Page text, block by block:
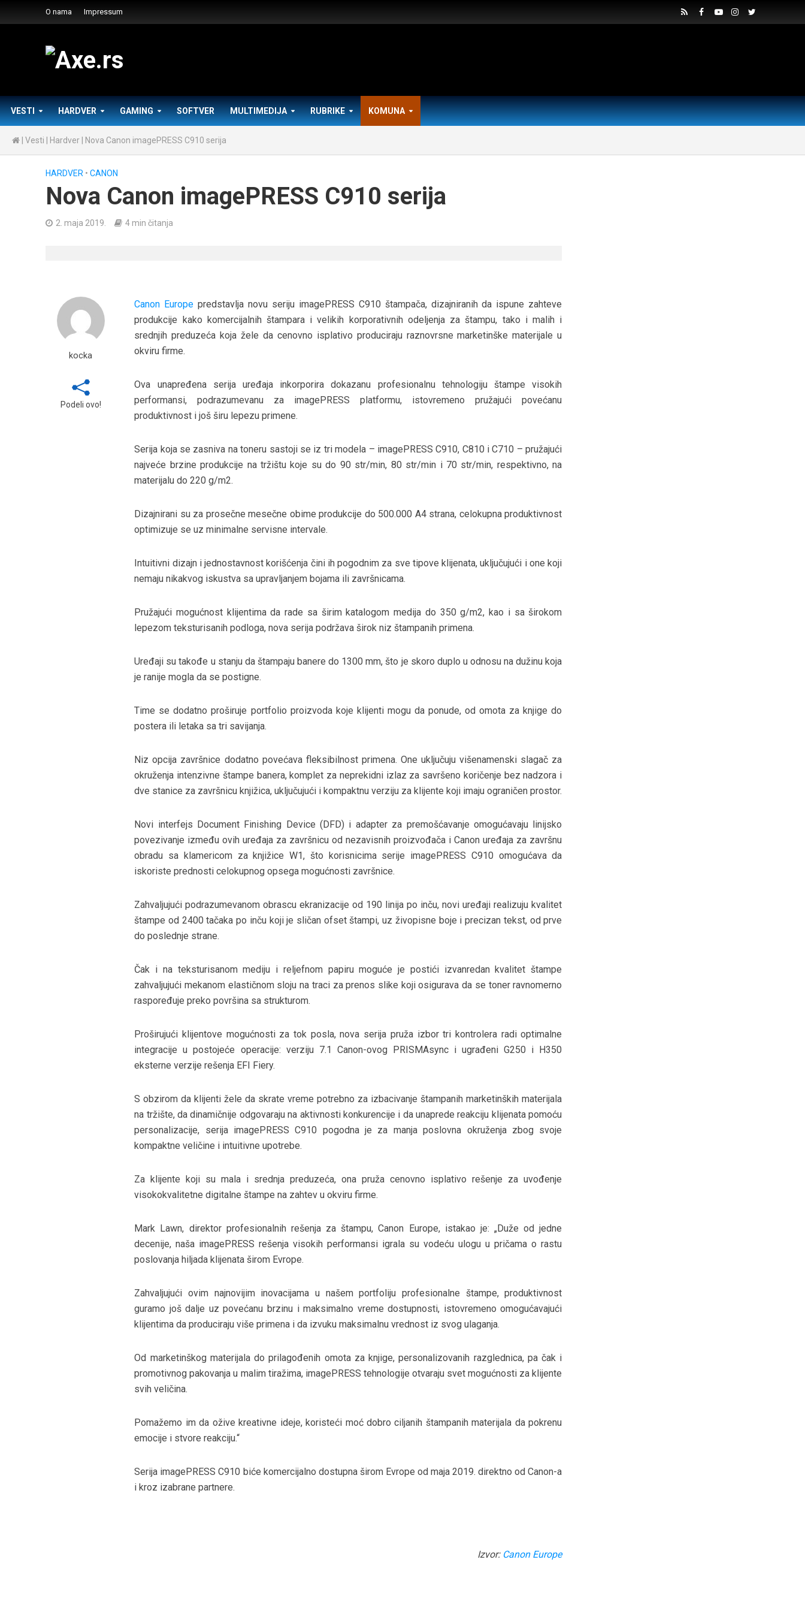
O nama Impressum
VESTI HARDVER GAMING SOFTVER MULTIMEDIJA RUBRIKE KOMUNA
Vesti Hardver Nova Canon imagePRESS C910 serija
HARDVER • CANON
Nova Canon imagePRESS C910 serija
2. maja 2019. 4 min čitanja
kocka
Podeli ovo!
Canon Europe predstavlja novu seriju imagePRESS C910 štampača, dizajniranih da ispune zahteve
produkcije kako komercijalnih štampara i velikih korporativnih odeljenja za štampu, tako i malih i
srednjih preduzeća koja žele da cenovno isplativo produciraju raznovrsne marketinške materijale u
okviru firme.
Ova unapređena serija uređaja inkorporira dokazanu profesionalnu tehnologiju štampe visokih
performansi, podrazumevanu za imagePRESS platformu, istovremeno pružajući povećanu
produktivnost i još širu lepezu primene.
Serija koja se zasniva na toneru sastoji se iz tri modela – imagePRESS C910, C810 i C710 – pružajući
najveće brzine produkcije na tržištu koje su do 90 str/min, 80 str/min i 70 str/min, respektivno, na
materijalu do 220 g/m2.
Dizajnirani su za prosečne mesečne obime produkcije do 500.000 A4 strana, celokupna produktivnost
optimizuje se uz minimalne servisne intervale.
Intuitivni dizajn i jednostavnost korišćenja čini ih pogodnim za sve tipove klijenata, uključujući i one koji
nemaju nikakvog iskustva sa upravljanjem bojama ili završnicama.
Pružajući mogućnost klijentima da rade sa širim katalogom medija do 350 g/m2, kao i sa širokom
lepezom teksturisanih podloga, nova serija podržava širok niz štampanih primena.
Uređaji su takođe u stanju da štampaju banere do 1300 mm, što je skoro duplo u odnosu na dužinu koja
je ranije mogla da se postigne.
Time se dodatno proširuje portfolio proizvoda koje klijenti mogu da ponude, od omota za knjige do
postera ili letaka sa tri savijanja.
Niz opcija završnice dodatno povećava fleksibilnost primena. One uključuju višenamenski slagač za
okruženja intenzivne štampe banera, komplet za neprekidni izlaz za savršeno koričenje bez nadzora i
dve stanice za završnicu knjižica, uključujući i kompaktnu verziju za klijente koji imaju ograničen prostor.
Novi interfejs Document Finishing Device (DFD) i adapter za premošćavanje omogućavaju linijsko
povezivanje između ovih uređaja za završnicu od nezavisnih proizvođača i Canon uređaja za završnu
obradu sa klamericom za knjižice W1, što korisnicima serije imagePRESS C910 omogućava da
iskoriste prednosti celokupnog opsega mogućnosti završnice.
Zahvaljujući podrazumevanom obrascu ekranizacije od 190 linija po inču, novi uređaji realizuju kvalitet
štampe od 2400 tačaka po inču koji je sličan ofset štampi, uz živopisne boje i precizan tekst, od prve
do poslednje strane.
Čak i na teksturisanom mediju i reljefnom papiru moguće je postići izvanredan kvalitet štampe
zahvaljujući mekanom elastičnom sloju na traci za prenos slike koji osigurava da se toner ravnomerno
raspoređuje preko površina sa strukturom.
Proširujući klijentove mogućnosti za tok posla, nova serija pruža izbor tri kontrolera radi optimalne
integracije u postojeće operacije: verziju 7.1 Canon-ovog PRISMAsync i ugrađeni G250 i H350
eksterne verzije rešenja EFI Fiery.
S obzirom da klijenti žele da skrate vreme potrebno za izbacivanje štampanih marketinških materijala
na tržište, da dinamičnije odgovaraju na aktivnosti konkurencije i da unaprede reakciju klijenata pomoću
personalizacije, serija imagePRESS C910 pogodna je za manja poslovna okruženja zbog svoje
kompaktne veličine i intuitivne upotrebe.
Za klijente koji su mala i srednja preduzeća, ona pruža cenovno isplativo rešenje za uvođenje
visokokvalitetne digitalne štampe na zahtev u okviru firme.
Mark Lawn, direktor profesionalnih rešenja za štampu, Canon Europe, istakao je: „Duže od jedne
decenije, naša imagePRESS rešenja visokih performansi igrala su vodeću ulogu u pričama o rastu
poslovanja hiljada klijenata širom Evrope.
Zahvaljujući ovim najnovijim inovacijama u našem portfoliju profesionalne štampe, produktivnost
guramo još dalje uz povećanu brzinu i maksimalno vreme dostupnosti, istovremeno omogućavajući
klijentima da produciraju više primena i da izvuku maksimalnu vrednost iz svog ulaganja.
Od marketinškog materijala do prilagođenih omota za knjige, personalizovanih razglednica, pa čak i
promotivnog pakovanja u malim tiražima, imagePRESS tehnologije otvaraju svet mogućnosti za klijente
svih veličina.
Pomažemo im da ožive kreativne ideje, koristeći moć dobro ciljanih štampanih materijala da pokrenu
emocije i stvore reakciju.“
Serija imagePRESS C910 biće komercijalno dostupna širom Evrope od maja 2019. direktno od Canon-a
i kroz izabrane partnere.
Izvor: Canon Europe